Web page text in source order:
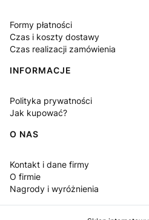
Formy płatności
Czas i koszty dostawy
Czas realizacji zamówienia
INFORMACJE
Polityka prywatności
Jak kupować?
O NAS
Kontakt i dane firmy
O firmie
Nagrody i wyróżnienia